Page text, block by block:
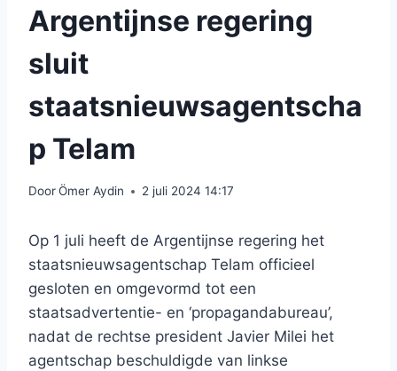
Argentijnse regering
sluit
staatsnieuwsagentscha
p Telam
DoorÖmer Aydin 2 juli 2024 14:17
Op 1 juli heeft de Argentijnse regering het
staatsnieuwsagentschap Telam officieel
gesloten en omgevormd tot een
staatsadvertentie- en ‘propagandabureau’,
nadat de rechtse president Javier Milei het
agentschap beschuldigde van linkse